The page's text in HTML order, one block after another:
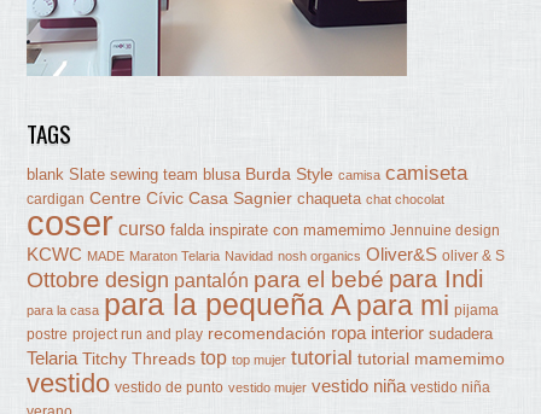
TAGS
blank Slate sewing team blusa Burda Style camisa camiseta
cardigan Centre Cívic Casa Sagnier chaqueta chat chocolat
coser curso falda inspirate con mamemimo Jennuine design
KCWC MADE Maraton Telaria Navidad nosh organics Oliver&S oliver & S
Ottobre design pantalón para el bebé para Indi
para la casa para la pequeña A para mi pijama
postre project run and play recomendación ropa interior sudadera
Telaria Titchy Threads top top mujer tutorial tutorial mamemimo
vestido vestido de punto vestido mujer vestido niña vestido niña